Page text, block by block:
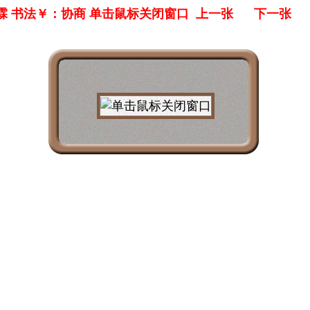
书法￥：协商 单击鼠标关闭窗口 上一张 下一张